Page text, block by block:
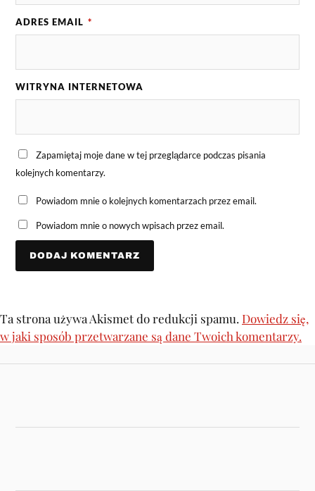
ADRES EMAIL *
WITRYNA INTERNETOWA
Zapamiętaj moje dane w tej przeglądarce podczas pisania
kolejnych komentarzy.
Powiadom mnie o kolejnych komentarzach przez email.
Powiadom mnie o nowych wpisach przez email.
Ta strona używa Akismet do redukcji spamu. Dowiedz się,
w jaki sposób przetwarzane są dane Twoich komentarzy.